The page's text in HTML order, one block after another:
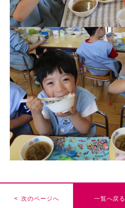
< 次のページへ 一覧へ戻る